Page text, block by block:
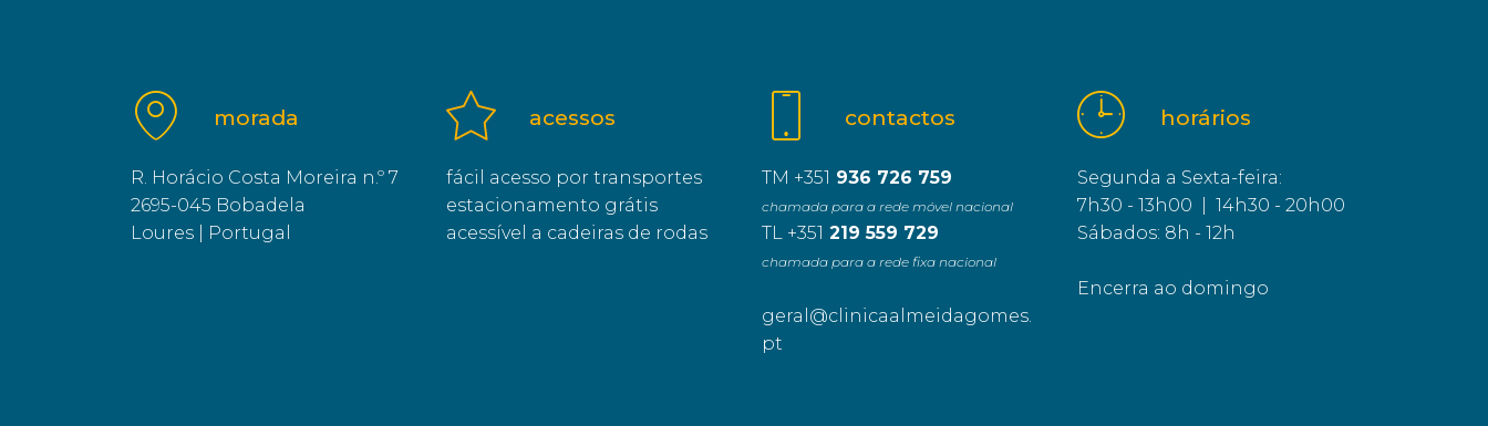
morada
R. Horácio Costa Moreira n.º 7
2695-045 Bobadela
Loures | Portugal
acessos
fácil acesso por transportes
estacionamento grátis
acessível a cadeiras de rodas
contactos
TM +351 936 726 759
chamada para a rede móvel nacional
TL +351 219 559 729
chamada para a rede fixa nacional
geral@clinicaalmeidagomes.
pt
horários
Segunda a Sexta-feira:
7h30 - 13h00 | 14h30 - 20h00
Sábados: 8h - 12h
Encerra ao domingo